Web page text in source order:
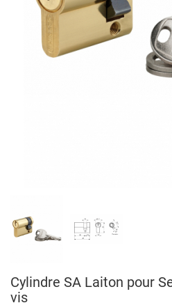
Cylindre SA Laiton pour
vis